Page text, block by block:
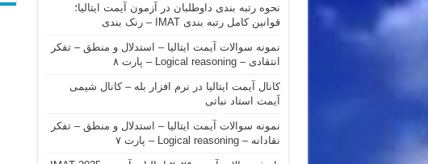
نحوه رتبه بندی داوطلبان در آزمون آیمت ایتالیا؛
قوانین کامل رتبه بندی IMAT – رنک بندی
نمونه سوالات آیمت ایتالیا – استدلال و منطق – تفکر
انتقادی – Logical reasoning – پارت ۸
کانال آیمت ایتالیا در نرم افزار بله – کانال شیمی
آیمت استاد نباتی
نمونه سوالات آیمت ایتالیا – استدلال و منطق – تفکر
نقادانه – Logical reasoning – پارت ۷